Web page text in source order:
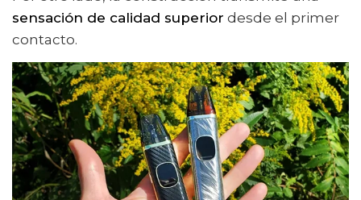
sensación de calidad superior desde el primer
contacto.